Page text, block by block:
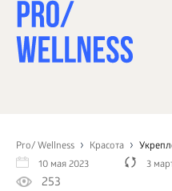
Pro/ Wellness Красота
10 мая 2023
3
253
СПОРТ
ЗДОРОВЬЕ